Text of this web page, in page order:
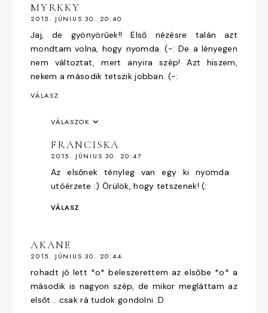
MYRKKY
2015. JÚNIUS 30. 20:40
Jaj, de gyönyörűek!! Első nézésre talán azt
mondtam volna, hogy nyomda. (-: De a lényegen
nem változtat, mert anyira szép! Azt hiszem,
nekem a második tetszik jobban. (-:
VÁLASZ
VÁLASZOK
FRANCISKA
2015. JÚNIUS 30. 20:47
Az elsőnek tényleg van egy ki nyomda
utóérzete :) Örülök, hogy tetszenek! (:
VÁLASZ
AKANE
2015. JÚNIUS 30. 20:44
rohadt jó lett *o* beleszerettem az elsőbe *o* a
második is nagyon szép, de mikor megláttam az
elsőt... csak rá tudok gondolni :D